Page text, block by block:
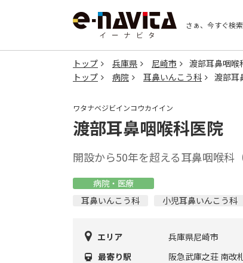
さぁ、今すぐ検索
トップ 兵庫県 尼崎市
渡部耳鼻咽喉
トップ
病院 耳鼻いんこう科 渡部耳
ワタナベジビインコウカイイン
渡部耳鼻咽喉科医院
開設から50年を超える耳鼻咽喉科
病院・医療
耳鼻いんこう科
小児耳鼻いんこう科
エリア
兵庫県尼崎市
最寄り駅
阪急武庫之荘 南改